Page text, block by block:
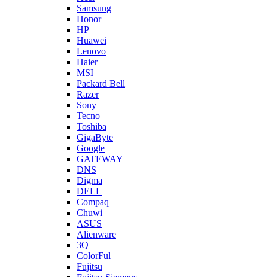
Samsung
Honor
HP
Huawei
Lenovo
Haier
MSI
Packard Bell
Razer
Sony
Tecno
Toshiba
GigaByte
Google
GATEWAY
DNS
Digma
DELL
Compaq
Chuwi
ASUS
Alienware
3Q
ColorFul
Fujitsu